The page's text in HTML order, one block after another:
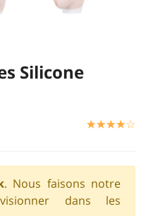
Silicone
☆☆☆☆☆
★★★★★
. Nous faisons notre
dans les